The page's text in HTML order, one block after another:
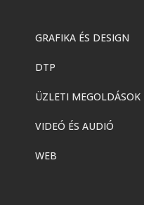
GRAFIKA ÉS DESIGN
DTP
ÜZLETI MEGOLDÁSOK
VIDEÓ ÉS AUDIÓ
WEB